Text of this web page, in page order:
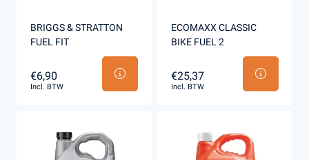
BRIGGS & STRATTON
FUEL FIT
€6,90
Incl. BTW
ECOMAXX CLASSIC
BIKE FUEL 2
€25,37
Incl. BTW